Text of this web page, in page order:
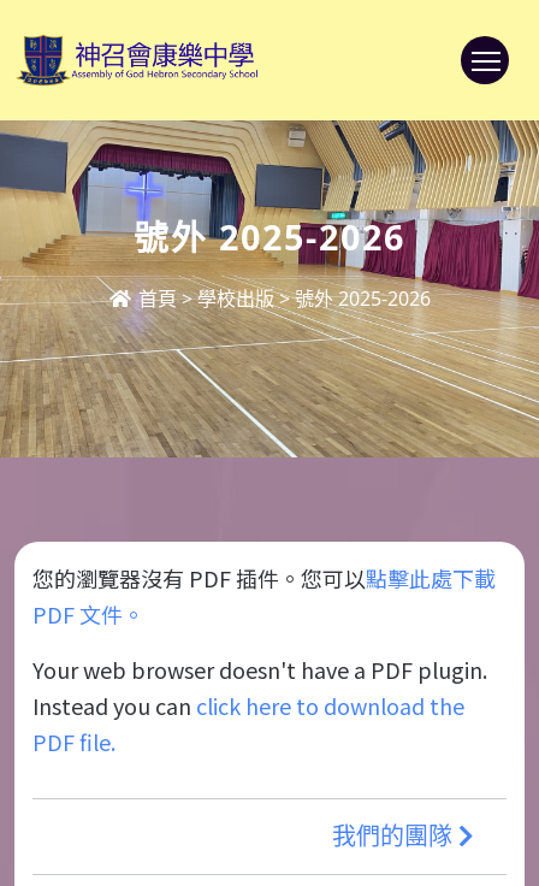
號外 2025-2026
首頁>學校出版>號外 2025-2026
您的瀏覽器沒有 PDF 插件。您可以點擊此處下載
PDF 文件。
Your web browser doesn't have a PDF plugin.
Instead you can click here to download the
PDF file.
我們的團隊